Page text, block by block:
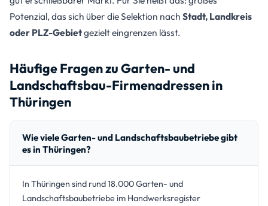
Potenzial, das sich über die Selektion nach Stadt, Landkreis
oder PLZ-Gebietgezielt eingrenzen lässt.
Häufige Fragen zu Garten- und
Landschaftsbau-Firmenadressen in
Thüringen
Wie viele Garten- und Landschaftsbaubetriebe gibt
es in Thüringen?
In Thüringen sind rund 18.000 Garten- und
Landschaftsbaubetriebe im Handwerksregister